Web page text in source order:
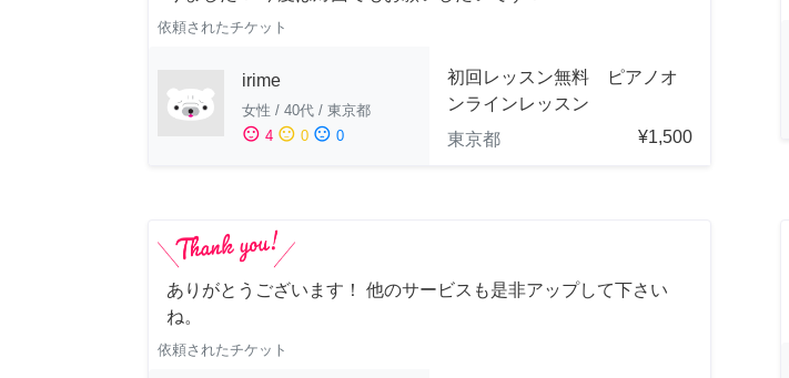
依頼されたチケット
irime
女性 / 40代 / 東京都
sentiment_satisfied 4 sentiment_neutral 0 sentiment_dissatisfied 0
初回レッスン無料 ピアノオ
ンラインレッスン
東京都
¥1,500
ありがとうございます！ 他のサービスも是非アップして下さい
ね。
依頼されたチケット